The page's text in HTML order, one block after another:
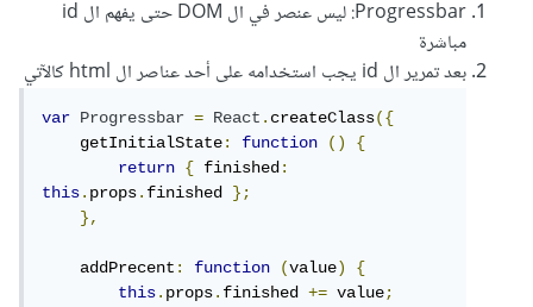
Progressbar: ليس عنصر في ال DOM حتى يفهم ال id
مباشرة
بعد تمرير ال id يجب استخدامه على أحد عناصر ال html كالآتي
var Progressbar = React.createClass({
    getInitialState
: function ()
{
return
{ finished:
this.props.finished };
},
    addPrecent
: function (value)
{
this.props.finished += value;